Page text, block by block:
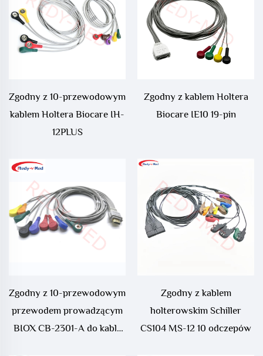
Zgodny z 10-przewodowym
kablem Holtera Biocare IH-
12PLUS
Zgodny z kablem Holtera
Biocare IE10 19-pin
Zgodny z 10-przewodowym
przewodem prowadzącym
BIOX CB-2301-A do kabla
Zgodny z kablem
holterowskim Schiller
CS104 MS-12 10 odczepów